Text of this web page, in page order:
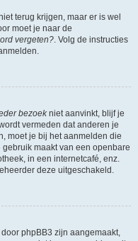
terug krijgen, maar er is wel
moet je naar de
vergeten?. Volg de instructies
bezoekniet aanvinkt, blijf je
vermeden dat anderen je
moet je bij het aanmelden die
maakt van een openbare
in een internetcafé, enz.
deze uitgeschakeld.
phpBB3 zijn aangemaakt,